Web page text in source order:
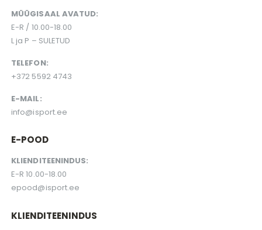
MÜÜGISAAL AVATUD:
E-R / 10.00-18.00
L ja P – SULETUD
TELEFON:
+372 5592 4743
E-MAIL:
info@isport.ee
E-POOD
KLIENDITEENINDUS:
E-R 10.00-18.00
epood@isport.ee
KLIENDITEENINDUS